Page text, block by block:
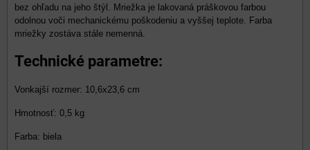
bez ohľadu na jeho štýl. Mriežka je lakovaná práškovou farbou
odolnou voči mechanickému poškodeniu a vyššej teplote. Farba
mriežky zostáva stále nemenná.
Technické parametre:
Vonkajší rozmer: 10,6x23,6 cm
Hmotnosť: 0,5 kg
Farba: biela